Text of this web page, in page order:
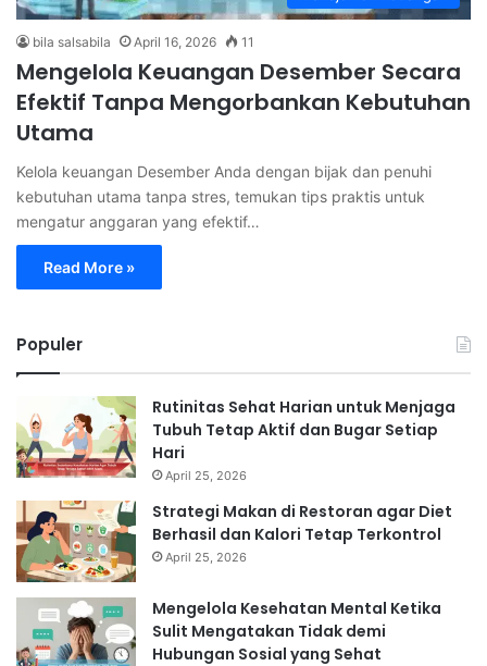
bila salsabila April 16, 2026 11
Mengelola Keuangan Desember Secara
Efektif Tanpa Mengorbankan Kebutuhan
Utama
Kelola keuangan Desember Anda dengan bijak dan penuhi
kebutuhan utama tanpa stres, temukan tips praktis untuk
mengatur anggaran yang efektif…
Read More »
Populer
Rutinitas Sehat Harian untuk Menjaga
Tubuh Tetap Aktif dan Bugar Setiap
Hari
April 25, 2026
Strategi Makan di Restoran agar Diet
Berhasil dan Kalori Tetap Terkontrol
April 25, 2026
Mengelola Kesehatan Mental Ketika
Sulit Mengatakan Tidak demi
Hubungan Sosial yang Sehat